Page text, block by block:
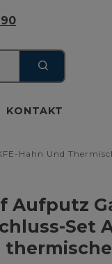
KONTAKT
Hahn Und
Aufputz
Set